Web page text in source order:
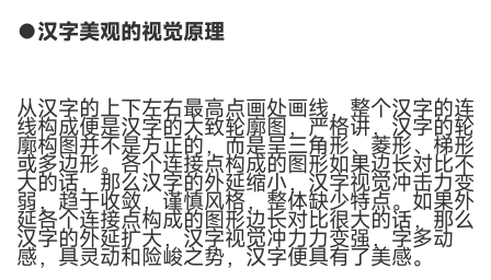
●汉字美观的视觉原理
从汉字的上下左右最高点画处画线，整个汉字的连
线构成便是汉字的大致轮廓图，严格讲，汉字的轮
廓构图并不是方正的，而是呈三角形、菱形、梯形
或多边形。各个连接点构成的图形如果边长对比不
大的话，那么汉字的外延缩小，汉字视觉冲击力变
弱，趋于收敛，谨慎风格，整体缺少特点。如果外
延各个连接点构成的图形边长对比很大的话，那么
汉字的外延扩大，汉字视觉冲力力变强，字多动
感，具灵动和险峻之势，汉字便具有了美感。